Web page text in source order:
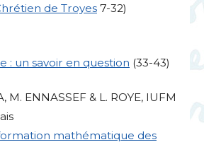
de Troyes 7-32)
: un savoir en question (33-43)
, M. ENNASSEF & L. ROYE, IUFM
mathématique des